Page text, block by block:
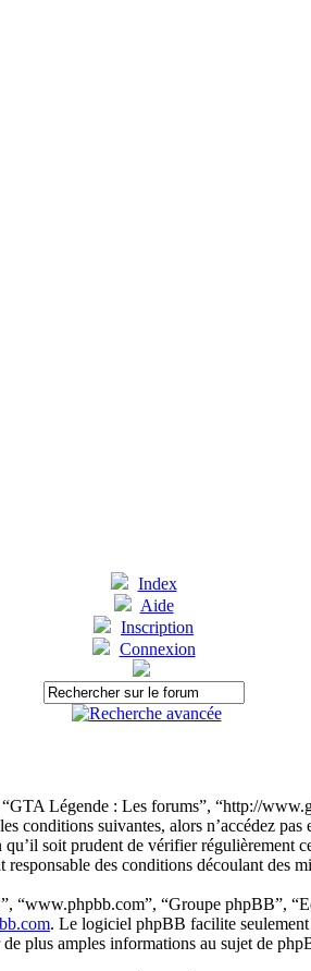
Index
Aide
Inscription
Connexion
Légende : Les forums”, “http://
conditions suivantes, alors n’accédez
soit prudent de vérifier
des conditions découlant des
“Groupe phpBB”,
. Le logiciel phpBB facilite seulement
plus amples informations au sujet de